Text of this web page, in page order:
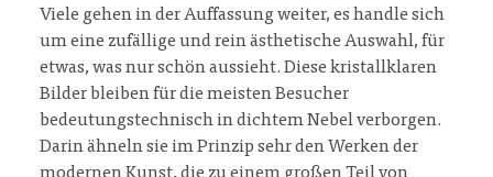
Viele gehen in der Auffassung weiter, es handle sich
um eine zufällige und rein ästhetische Auswahl, für
etwas, was nur schön aussieht. Diese kristallklaren
Bilder bleiben für die meisten Besucher
bedeutungstechnisch in dichtem Nebel verborgen.
Darin ähneln sie im Prinzip sehr den Werken der